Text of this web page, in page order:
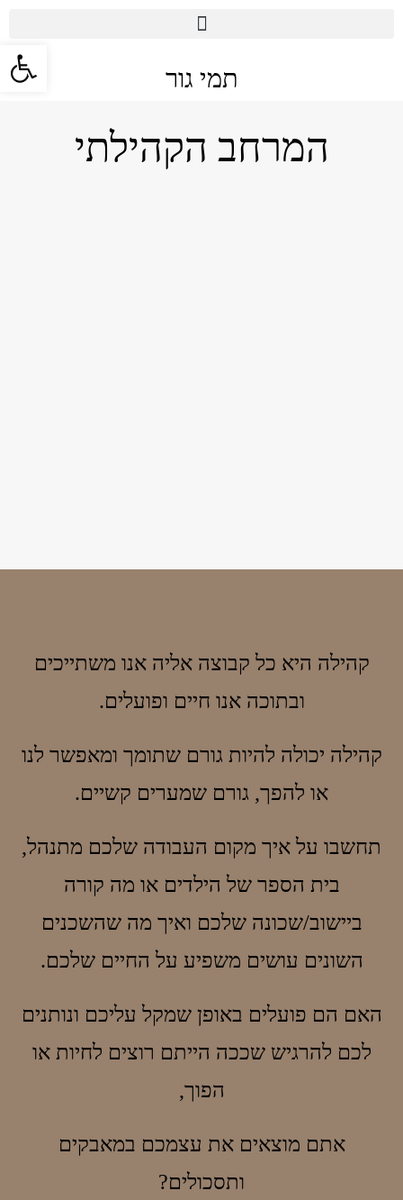
תמי גור
המרחב הקהילתי
קהילה היא כל קבוצה אליה אנו משתייכים
ובתוכה אנו חיים ופועלים.
קהילה יכולה להיות גורם שתומך ומאפשר לנו
או להפך, גורם שמערים קשיים.
תחשבו על איך מקום העבודה שלכם מתנהל,
בית הספר של הילדים או מה קורה
ביישוב/שכונה שלכם ואיך מה שהשכנים
השונים עושים משפיע על החיים שלכם.
האם הם פועלים באופן שמקל עליכם ונותנים
לכם להרגיש שככה הייתם רוצים לחיות או
הפוך,
אתם מוצאים את עצמכם במאבקים
ותסכולים?
פתח